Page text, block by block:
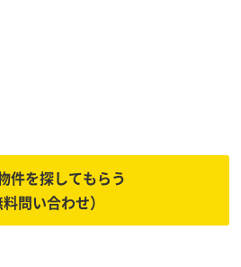
件を探してもらう
料問い合わせ）